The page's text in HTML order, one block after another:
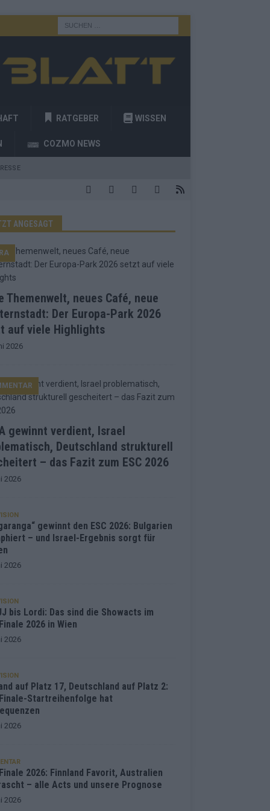
RATGEBER WISSEN
COZMO NEWS
ANGESAGT
Themenwelt, neues Café, neue
Der Europa-Park 2026
auf viele Highlights
2026
gewinnt verdient, Israel
Deutschland strukturell
– das Fazit zum ESC 2026
2026
gewinnt den ESC 2026: Bulgarien
– und Israel-Ergebnis sorgt für
2026
bis Lordi: Das sind die Showacts im
2026 in Wien
2026
auf Platz 17, Deutschland auf Platz 2:
Startreihenfolge hat
2026
2026: Finnland Favorit, Australien
– alle Acts und unsere Prognose
2026